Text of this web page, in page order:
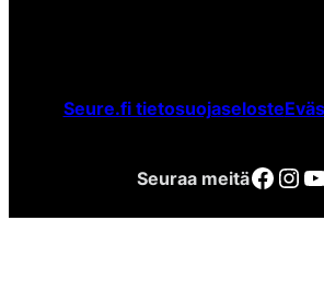
Seure.fi tietosuojaseloste
Seuraa meitäFacebook Instagram YouTube